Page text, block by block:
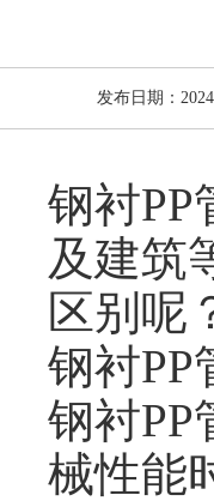
发布日期：
钢衬PP
及建筑
区别呢
钢衬PP
钢衬
械性能